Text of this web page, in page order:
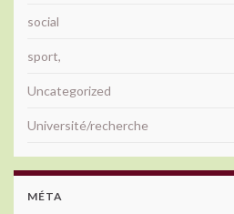
social
sport,
Uncategorized
Université/recherche
MÉTA